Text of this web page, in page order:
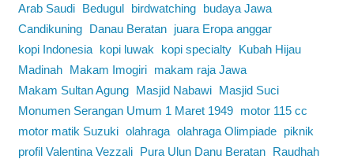
Arab Saudi
Bedugul birdwatching
budaya Jawa
Candikuning
Danau Beratan
juara Eropa anggar
kopi Indonesia
kopi luwak kopi specialty
Kubah Hijau
Madinah
Makam Imogiri
makam raja Jawa
Makam Sultan Agung
Masjid Nabawi
Masjid Suci
Monumen Serangan Umum 1 Maret 1949
motor 115 cc
motor matik Suzuki olahraga olahraga Olimpiade
piknik
profil Valentina Vezzali
Pura Ulun Danu Beratan
Raudhah